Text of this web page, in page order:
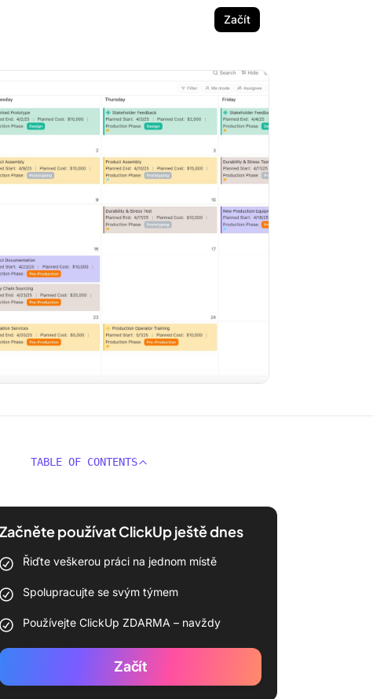
Začít
TABLE OF CONTENTS
Začněte používat ClickUp ještě dnes
Řiďte veškerou práci na jednom místě
Spolupracujte se svým týmem
Používejte ClickUp ZDARMA – navždy
Začít